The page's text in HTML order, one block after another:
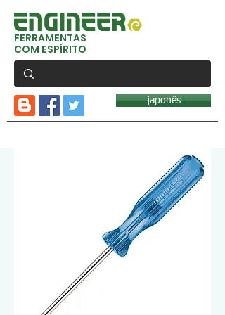
FERRAMENTAS
COM ESPÍRITO
japonês